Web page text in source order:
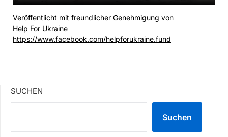
Veröffentlicht mit freundlicher Genehmigung von
Help For Ukraine
https://www.facebook.com/helpforukraine.fund
SUCHEN
Suchen